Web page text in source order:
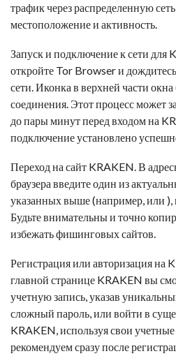
трафик через распределенную
местоположение и активность.
Запуск и подключение к сети для
откройте Tor Browser и
сети. Иконка в верхней части окна
соединения. Этот процесс может
до пары минут перед входом на
подключение установлено
Переход на сайт KRAKEN. В
браузера введите один из
указанных выше (например, или ),
Будьте внимательны и точно
избежать фишинговых сайтов.
Регистрация или авторизация на
главной странице KRAKEN вы
учетную запись, указав
сложный пароль, или войти в
KRAKEN, используя свои
рекомендуем сразу после